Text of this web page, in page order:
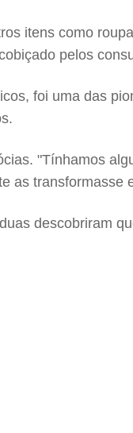
itens como
pelos
foi uma das
"Tínhamos
as transformasse
descobriram